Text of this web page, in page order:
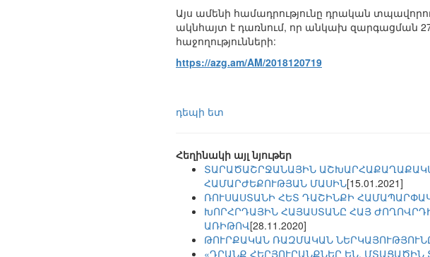
Այս ամենի համադրությունը դրական
ակնհայտ է դառնում, որ անկախ զարգացման
հաջողությունների:
https://azg.am/AM/2018120719
դեպի ետ
Հեղինակի այլ նյութեր
ՏԱՐԱԾԱՇՐՋԱՆԱՅԻՆ
ՀԱՄԱՐԺԵՔՈՒԹՅԱՆ ՄԱՍԻՆ[15.01.2021]
ՌՈՒՍԱՍՏԱՆԻ ՀԵՏ ԴԱՇԻՆՔԻ
ԽՈՐՀՐԴԱՅԻՆ ՀԱՅԱՍՏԱՆԸ ՀԱՅ
ԱՌԻԹՈՎ[28.11.2020]
ԹՈՒՐՔԱԿԱՆ ՌԱԶՄԱԿԱՆ
«ԴՐԱՆՔ ՀԵՐՅՈՒՐԱՆՔՆԵՐ ԵՆ, ՄՏԱՑԱԾԻՆ